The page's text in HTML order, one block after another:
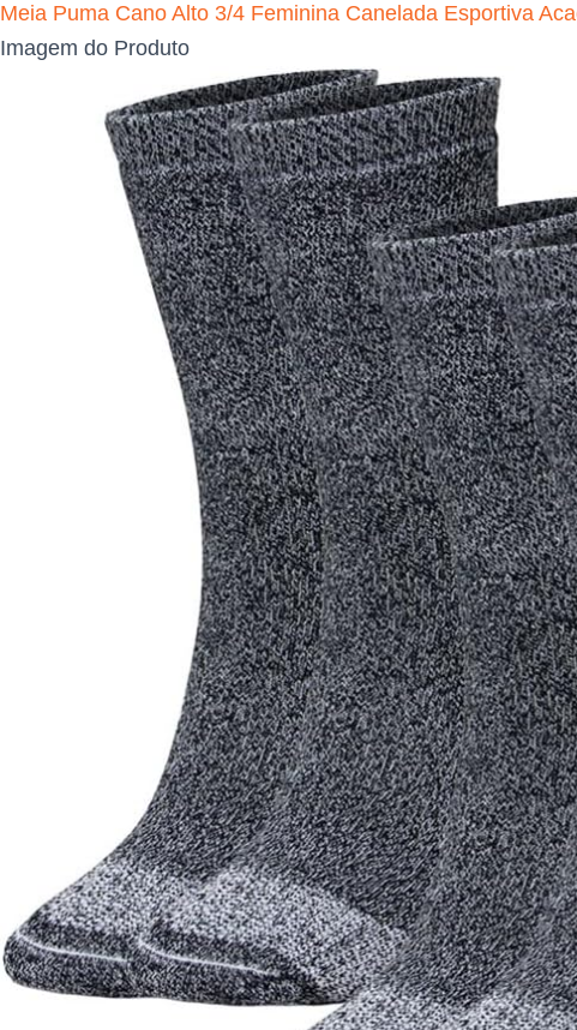
Meia Puma Cano Alto 3/4 Feminina Canelada Esportiva
Imagem do Produto